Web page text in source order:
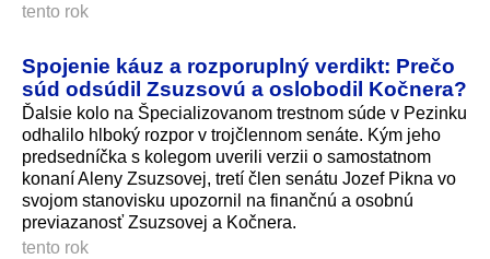
tento rok
Spojenie káuz a rozporuplný verdikt: Prečo
súd odsúdil Zsuzsovú a oslobodil Kočnera?
Ďalsie kolo na Špecializovanom trestnom súde v Pezinku
odhalilo hlboký rozpor v trojčlennom senáte. Kým jeho
predsedníčka s kolegom uverili verzii o samostatnom
konaní Aleny Zsuzsovej, tretí člen senátu Jozef Pikna vo
svojom stanovisku upozornil na finančnú a osobnú
previazanosť Zsuzsovej a Kočnera.
tento rok